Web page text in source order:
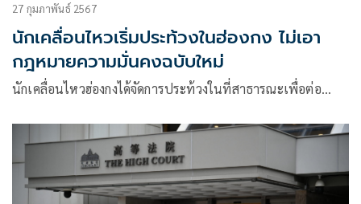
27 กุมภาพันธ์ 2567
นักเคลื่อนไหวเริ่มประท้วงในฮ่องกง ไม่เอา
กฎหมายความมั่นคงฉบับใหม่
นักเคลื่อนไหวฮ่องกงได้จัดการประท้วงในที่สาธารณะเพื่อต่อ…